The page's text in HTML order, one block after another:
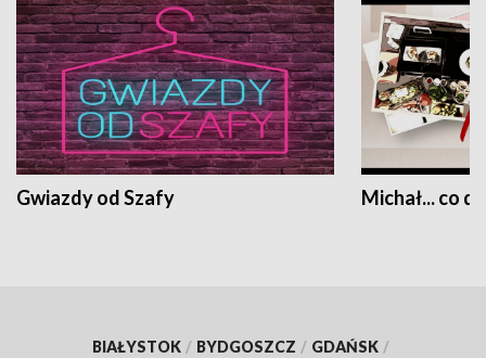
Gwiazdy od Szafy Michał... co
BIAŁYSTOK / BYDGOSZCZ / GDAŃSK /